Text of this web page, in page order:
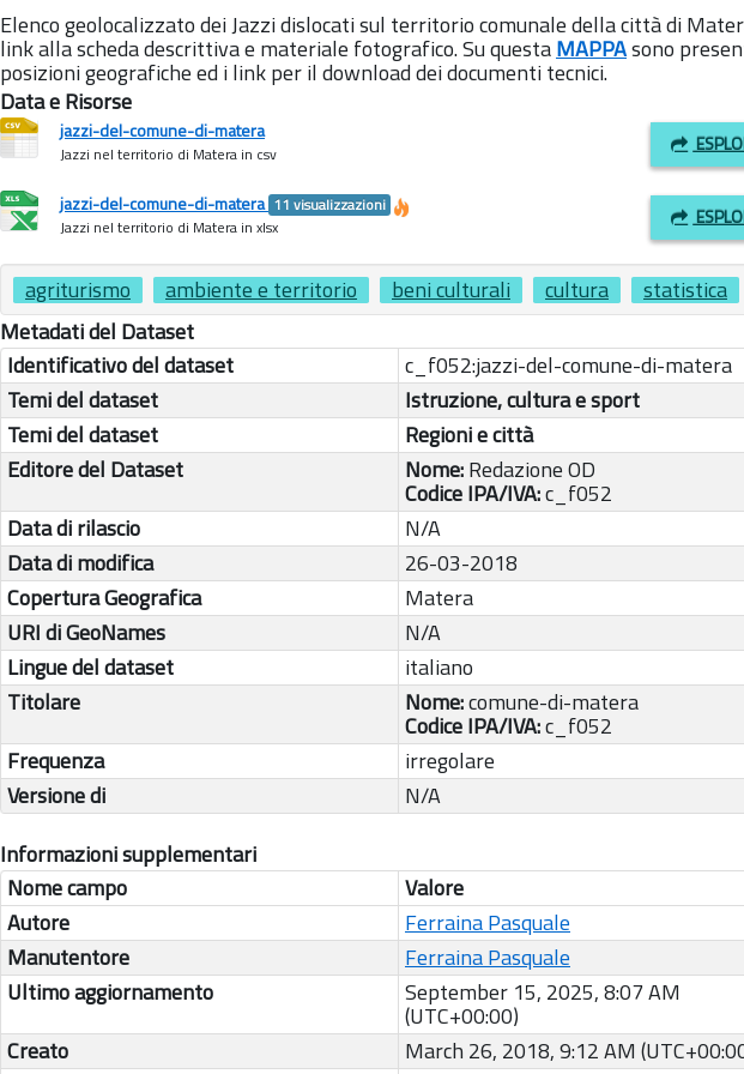
Elenco geolocalizzato dei Jazzi dislocati sul territorio comunale della città di
link alla scheda descrittiva e materiale fotografico. Su questaMAPPAsono
posizioni geografiche ed i link per il download dei documenti tecnici.
Data e Risorse
jazzi-del-comune-di-matera
Jazzi nel territorio di Matera in csv
jazzi-del-comune-di-matera 11 visualizzazioni
Jazzi nel territorio di Matera in xlsx
agriturismo ambiente e territorio beni culturali cultura
statistica
Metadati del Dataset
Identificativo del dataset
c_f052:jazzi-del-comune-di-matera
Temi del dataset
Istruzione, cultura e sport
Temi del dataset
Regioni e città
Editore del Dataset
Nome:Redazione OD
Codice IPA/IVA:c_f052
Data di rilascio
N/A
Data di modifica
26-03-2018
Copertura Geografica
Matera
URI di GeoNames
N/A
Lingue del dataset
italiano
Titolare
Nome:comune-di-matera
Codice IPA/IVA:c_f052
Frequenza
irregolare
Versione di
N/A
Informazioni supplementari
Nome campo
Valore
Autore
Ferraina Pasquale
Manutentore
Ferraina Pasquale
Ultimo aggiornamento
September 15, 2025, 8:07 AM
(UTC+00:00)
Creato
March 26, 2018, 9:12 AM